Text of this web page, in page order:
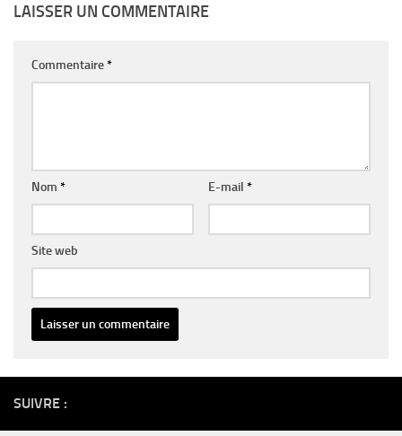
LAISSER UN COMMENTAIRE
Commentaire*
Nom * E-mail *
Site web
SUIVRE :